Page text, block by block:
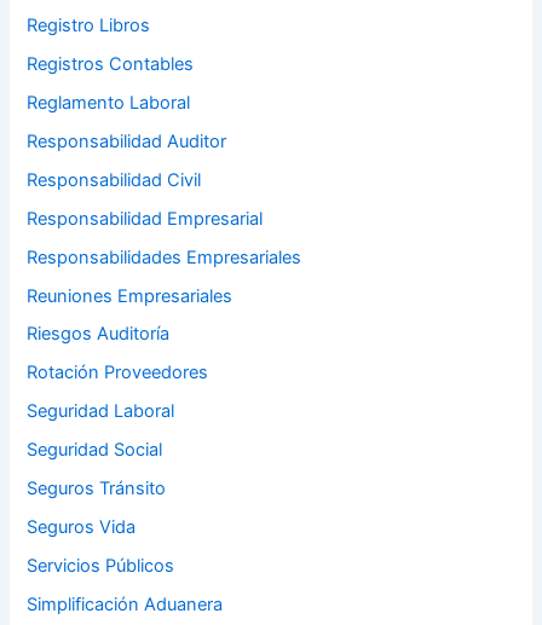
Registro Libros
Registros Contables
Reglamento Laboral
Responsabilidad Auditor
Responsabilidad Civil
Responsabilidad Empresarial
Responsabilidades Empresariales
Reuniones Empresariales
Riesgos Auditoría
Rotación Proveedores
Seguridad Laboral
Seguridad Social
Seguros Tránsito
Seguros Vida
Servicios Públicos
Simplificación Aduanera